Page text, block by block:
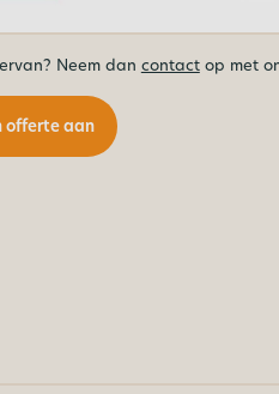
Neem dan contactop met
offerte aan